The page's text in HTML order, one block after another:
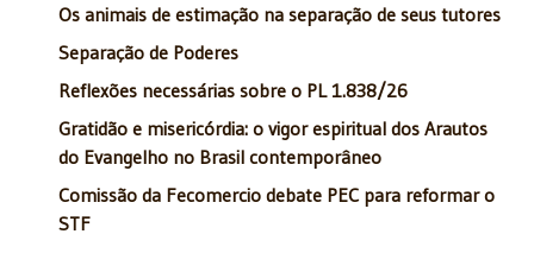
Os animais de estimação na separação de seus tutores
Separação de Poderes
Reflexões necessárias sobre o PL 1.838/26
Gratidão e misericórdia: o vigor espiritual dos Arautos
do Evangelho no Brasil contemporâneo
Comissão da Fecomercio debate PEC para reformar o
STF